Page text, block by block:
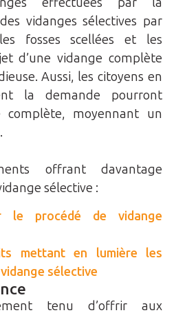
vidanges sélectives par
fosses scellées et les
d’une vidange complète
Aussi, les citoyens en
la demande pourront
complète, moyennant un
offrant davantage
sélective :
le procédé de vidange
mettant en lumière les
sélective
tenu d’offrir aux